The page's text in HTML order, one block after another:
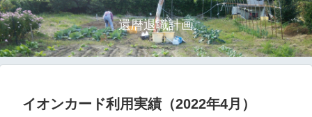
還暦退職計画
イオンカード利用実績（2022年4月）